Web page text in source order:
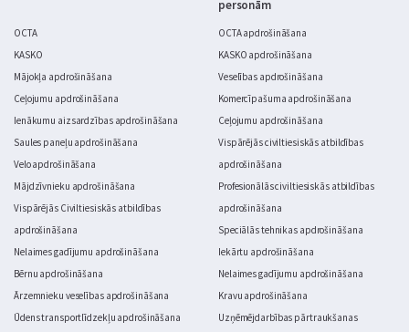
OCTA
KASKO
Mājokļa apdrošināšana
Ceļojumu apdrošināšana
Ienākumu aizsardzības apdrošināšana
Saules paneļu apdrošināšana
Velo apdrošināšana
Mājdzīvnieku apdrošināšana
Vispārējās Civiltiesiskās atbildības
apdrošināšana
Nelaimes gadījumu apdrošināšana
Bērnu apdrošināšana
Ārzemnieku veselības apdrošināšana
Ūdens transportlīdzekļu apdrošināšana
personām
OCTA apdrošināšana
KASKO apdrošināšana
Veselības apdrošināšana
Komercīpašuma apdrošināšana
Ceļojumu apdrošināšana
Vispārējās civiltiesiskās atbildības
apdrošināšana
Profesionālās civiltiesiskās atbildības
apdrošināšana
Speciālās tehnikas apdrošināšana
Iekārtu apdrošināšana
Nelaimes gadījumu apdrošināšana
Kravu apdrošināšana
Uzņēmējdarbības pārtraukšanas